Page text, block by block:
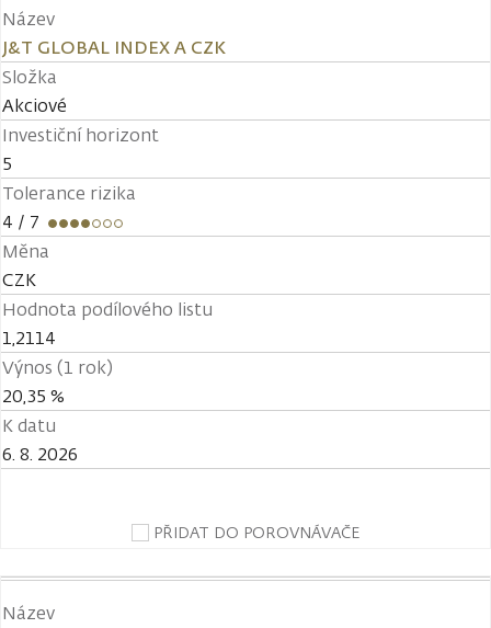
Název
J&T GLOBAL INDEX A CZK
Složka
Akciové
Investiční horizont
5
Tolerance rizika
4 / 7
Měna
CZK
Hodnota podílového listu
1,2114
Výnos (1 rok)
20,35 %
K datu
6. 8. 2026
PŘIDAT DO POROVNÁVAČE
Název